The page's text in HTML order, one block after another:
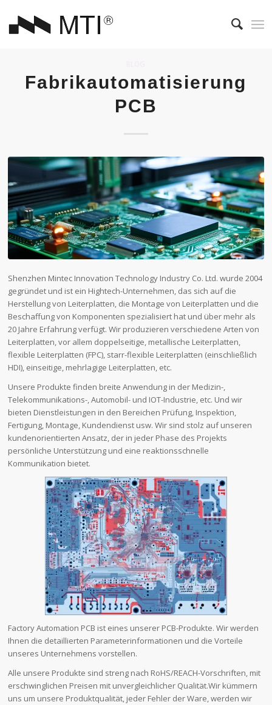
Fabrikautomatisierung
PCB
Shenzhen Mintec Innovation Technology Industry Co. Ltd. wurde 2004
gegründet und ist ein Hightech-Unternehmen, das sich auf die
Herstellung von Leiterplatten, die Montage von Leiterplatten und die
Beschaffung von Komponenten spezialisiert hat und über mehr als
20 Jahre Erfahrung verfügt. Wir produzieren verschiedene Arten von
Leiterplatten, vor allem doppelseitige, metallische Leiterplatten,
flexible Leiterplatten (FPC), starr-flexible Leiterplatten (einschließlich
HDI), einseitige, mehrlagige Leiterplatten, etc.
Unsere Produkte finden breite Anwendung in der Medizin-,
Telekommunikations-, Automobil- und IOT-Industrie, etc. Und wir
bieten Dienstleistungen in den Bereichen Prüfung, Inspektion,
Fertigung, Montage, Kundendienst usw. Wir sind stolz auf unseren
kundenorientierten Ansatz, der in jeder Phase des Projekts
persönliche Unterstützung und eine reaktionsschnelle
Kommunikation bietet.
Factory Automation PCB ist eines unserer PCB-Produkte. Wir werden
Ihnen die detaillierten Parameterinformationen und die Vorteile
unseres Unternehmens vorstellen.
Alle unsere Produkte sind streng nach RoHS/REACH-Vorschriften, mit
erschwinglichen Preisen mit unvergleichlicher Qualität.Wir kümmern
uns um unsere Produktqualität, jeder Fehler der Ware, werden wir